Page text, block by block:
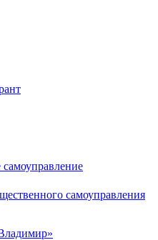
самоуправления